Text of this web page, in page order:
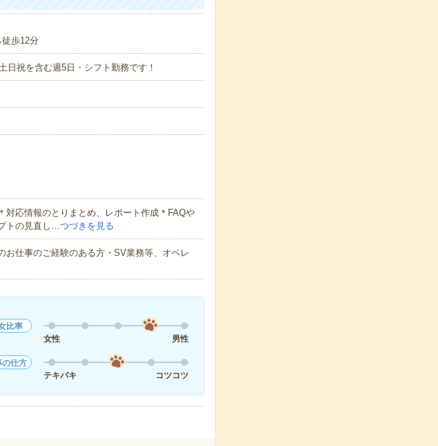
歩12分
祝を含む週5日・シフト勤務です！
対応情報のとりまとめ、レポート作成＊FAQや
トの見直し…つづきを見る
お仕事のご経験のある方・SV業務等、オペレ
比率
女性
男性
の仕方
テキパキ
コツコツ